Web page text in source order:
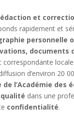
et
rapidement et
personnelle
documents
correspondante
d’environ 20
l’Académie des
dans une
confidentialité.